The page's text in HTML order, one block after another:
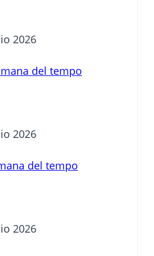
2026
del tempo
2026
del tempo
2026